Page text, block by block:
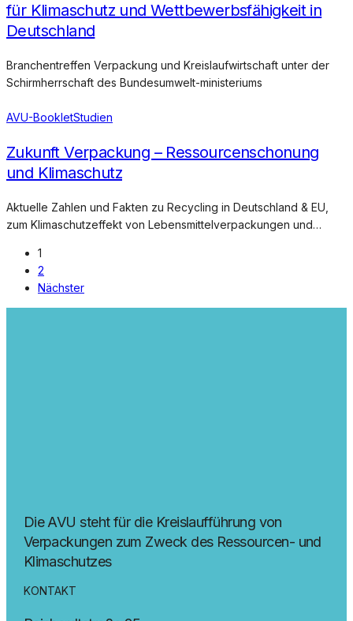
für Klimaschutz und Wettbewerbsfähigkeit in
Deutschland
Branchentreffen Verpackung und Kreislaufwirtschaft unter der
Schirmherrschaft des Bundesumwelt-ministeriums
AVU-BookletStudien
Zukunft Verpackung – Ressourcenschonung
und Klimaschutz
Aktuelle Zahlen und Fakten zu Recycling in Deutschland & EU,
zum Klimaschutzeffekt von Lebensmittelverpackungen und…
1
2
Nächster
Die AVU steht für die Kreislaufführung von
Verpackungen zum Zweck des Ressourcen- und
Klimaschutzes
KONTAKT